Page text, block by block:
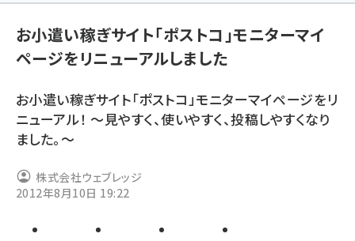
ai (2820)
youtube (2444)
セミナー (2315)
お小遣い稼ぎサイト「ポストコ」モニターマイ
ページをリニューアルしました
お小遣い稼ぎサイト「ポストコ」モニターマイページをリ
ニューアル！ ～見やすく、使いやすく、投稿しやすくなり
ました。～
株式会社ウェブレッジ
2012年8月10日 19:22